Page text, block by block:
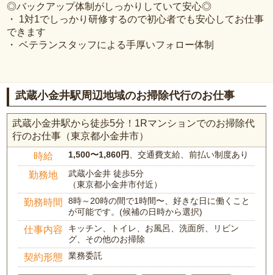
◎バックアップ体制がしっかりしていて安心◎
・ 1対1でしっかり研修するので初心者でも安心してお仕事
できます
・ ベテランスタッフによる手厚いフォロー体制
武蔵小金井駅周辺地域のお掃除代行のお仕事
武蔵小金井駅から徒歩5分！1Rマンションでのお掃除代
行のお仕事（東京都小金井市）
時給 1,500〜1,860円、交通費支給、前払い制度あり
勤務地
武蔵小金井 徒歩5分
（東京都小金井市付近）
勤務時間
8時～20時の間で1時間〜、好きな日に働くこと
が可能です。(候補の日時から選択)
仕事内容
キッチン、トイレ、お風呂、洗面所、リビン
グ、その他のお掃除
契約形態 業務委託